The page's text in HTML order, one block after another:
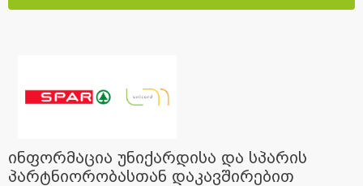
ინფორმაცია უნიქარდისა და სპარის
პარტნიორობასთან დაკავშირებით